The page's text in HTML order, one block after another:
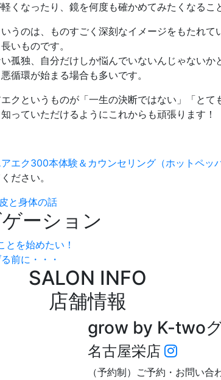
くなったり、鏡を何度も確かめてみたくなるこ
うのは、ものすごく深刻なイメージをもたれて
いものです。
孤独、自分だけしか悩んでいないんじゃないか
循環が始まる場合も多いです。
クというものが「一生の決断ではない」「とて
っていただけるようにこれからも頑張ります！
エク300本体験＆カウンセリング（ホットペッ
ださい。
と身体の話
ーション
を始めたい！
前に・・・
SALON INFO
店舗情報
grow by K-two
名古屋栄店
（予約制）ご予約・お問い合